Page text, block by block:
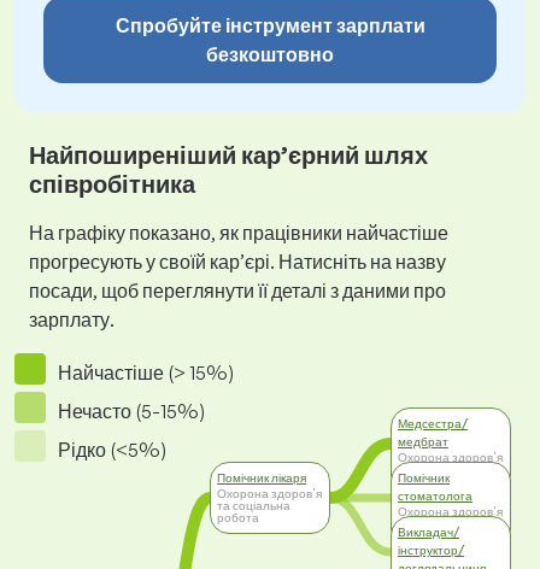
Спробуйте інструмент зарплати
безкоштовно
Найпоширеніший кар’єрний шлях
співробітника
На графіку показано, як працівники найчастіше
прогресують у своїй кар’єрі. Натисніть на назву
посади, щоб переглянути її деталі з даними про
зарплату.
Найчастіше (> 15%)
Нечасто (5-15%)
Рідко (<5%)
Помічник лікаря
Охорона здоров'я
та соціальна
робота
Медсестра/
медбрат
Охорона здоров'я
та соціальна
робота
Помічник
стоматолога
Охорона здоров'я
та соціальна
робота
Викладач/
інструктор/